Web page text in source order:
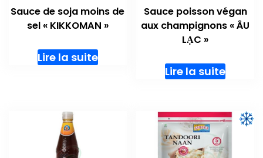
Sauce de soja moins de
sel « KIKKOMAN »
Lire la suite
Sauce poisson végan
aux champignons « ÂU
LẠC »
Lire la suite